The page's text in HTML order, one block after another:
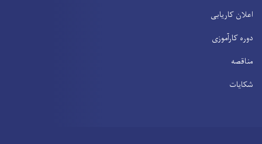
اعلان کاریابی
دوره کارآموزی
مناقصه
شکایات